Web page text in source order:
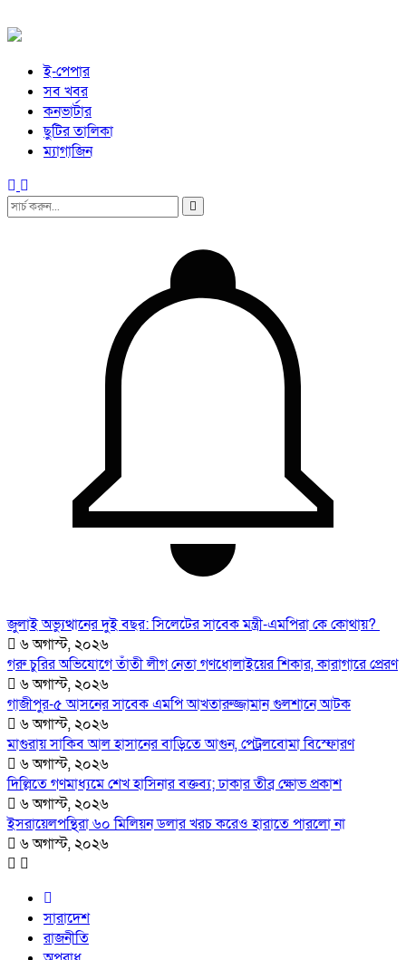
ই-পেপার
সব খবর
কনভার্টার
ছুটির তালিকা
ম্যাগাজিন
জুলাই অভ্যুত্থানের দুই বছর: সিলেটের সাবেক মন্ত্রী-এমপিরা কে কোথায়? ​
৬ অগাস্ট, ২০২৬
গরু চুরির অভিযোগে তাঁতী লীগ নেতা গণধোলাইয়ের শিকার, কারাগারে প্রেরণ
৬ অগাস্ট, ২০২৬
গাজীপুর-৫ আসনের সাবেক এমপি আখতারুজ্জামান গুলশানে আটক
৬ অগাস্ট, ২০২৬
মাগুরায় সাকিব আল হাসানের বাড়িতে আগুন, পেট্রলবোমা বিস্ফোরণ
৬ অগাস্ট, ২০২৬
দিল্লিতে গণমাধ্যমে শেখ হাসিনার বক্তব্য; ঢাকার তীব্র ক্ষোভ প্রকাশ
৬ অগাস্ট, ২০২৬
ইসরায়েলপন্থিরা ৬০ মিলিয়ন ডলার খরচ করেও হারাতে পারলো না
৬ অগাস্ট, ২০২৬
সারাদেশ
রাজনীতি